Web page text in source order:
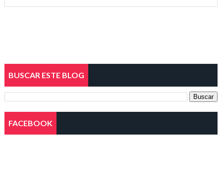
BUSCAR ESTE BLOG
FACEBOOK